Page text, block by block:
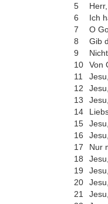
5
6
Ich
7
O
8
Gib
9
10
Von
11
12
13
14
15
16
17
Nur
18
19
20
21